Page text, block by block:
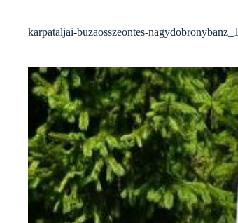
karpataljai-buzaosszeontes-